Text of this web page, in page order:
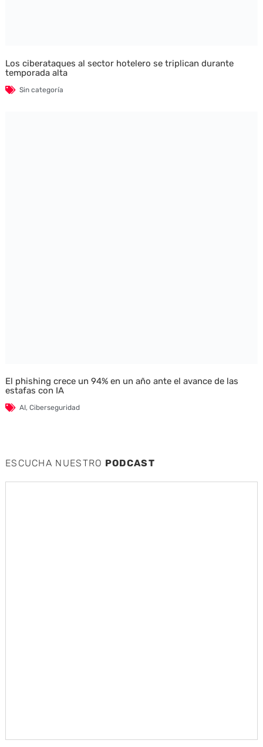
Los ciberataques al sector hotelero se triplican durante
temporada alta
Sin categoría
El phishing crece un 94% en un año ante el avance de las
estafas con IA
AI, Ciberseguridad
ESCUCHA NUESTRO PODCAST